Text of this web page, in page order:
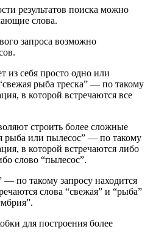
результатов поиска можно
слова.
запроса возможно
из себя просто одно или
рыба треска” — по такому
в которой встречаются все
строить более сложные
рыба или пылесос” — по такому
в которой встречаются либо
слово “пылесос”.
по такому запросу находится
слова “свежая” и “рыба”
для построения более